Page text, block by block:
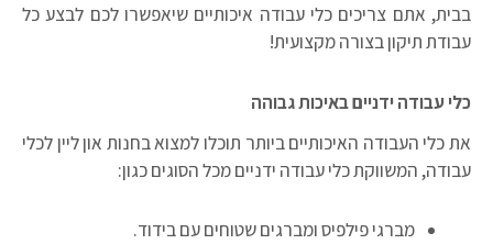
בבית, אתם צריכים כלי עבודה איכותיים שיאפשרו לכם לבצע כל
עבודת תיקון בצורה מקצועית!
כלי עבודה ידניים באיכות גבוהה
את כלי העבודה האיכותיים ביותר תוכלו למצוא בחנות און ליין לכלי
עבודה, המשווקת כלי עבודה ידניים מכל הסוגים כגון:
מברגי פילפיס ומברגים שטוחים עם בידוד.